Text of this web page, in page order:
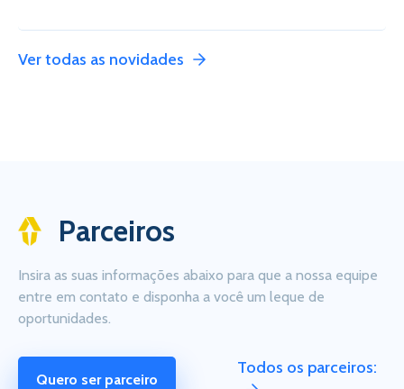
Ver todas as novidades
Parceiros
Insira as suas informações abaixo para que a nossa equipe
entre em contato e disponha a você um leque de
oportunidades.
Quero ser parceiro
Todos os parceiros: